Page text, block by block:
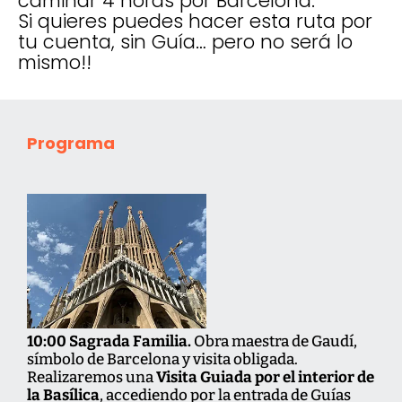
Si quieres puedes hacer esta ruta por
tu cuenta, sin Guía… pero no será lo
mismo!!
Programa
10:00 Sagrada Familia.Obra maestra de Gaudí,
símbolo de Barcelona y visita obligada.
Realizaremos unaVisita Guiada por el interior de
la Basílica, accediendo por la entrada de Guías